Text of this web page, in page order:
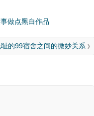
做点黑白作品
的99宿舍之间的微妙关系 》